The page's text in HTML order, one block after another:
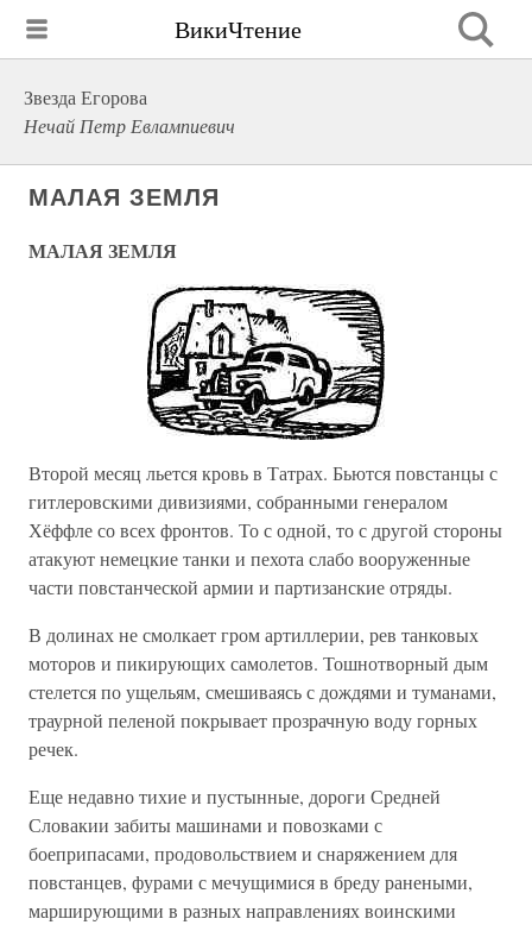
ВикиЧтение
Звезда Егорова
Нечай Петр Евлампиевич
МАЛАЯ ЗЕМЛЯ
МАЛАЯ ЗЕМЛЯ
Второй месяц льется кровь в Татрах. Бьются повстанцы с
гитлеровскими дивизиями, собранными генералом
Хёффле со всех фронтов. То с одной, то с другой стороны
атакуют немецкие танки и пехота слабо вооруженные
части повстанческой армии и партизанские отряды.
В долинах не смолкает гром артиллерии, рев танковых
моторов и пикирующих самолетов. Тошнотворный дым
стелется по ущельям, смешиваясь с дождями и туманами,
траурной пеленой покрывает прозрачную воду горных
речек.
Еще недавно тихие и пустынные, дороги Средней
Словакии забиты машинами и повозками с
боеприпасами, продовольствием и снаряжением для
повстанцев, фурами с мечущимися в бреду ранеными,
марширующими в разных направлениях воинскими